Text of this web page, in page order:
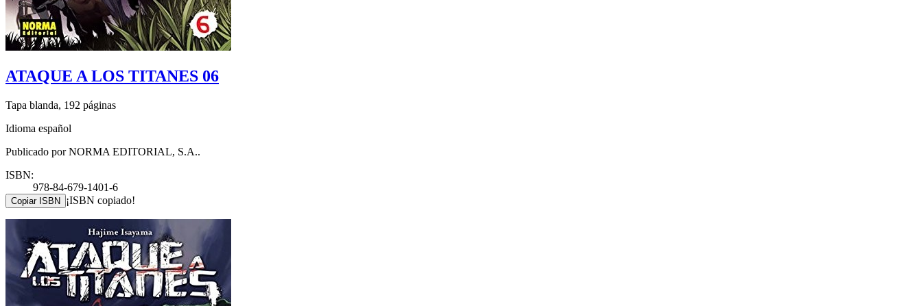
ATAQUE A LOS TITANES 06
Tapa blanda, 192 páginas
Idioma español
Publicado por NORMA EDITORIAL, S.A..
ISBN:
978-84-679-1401-6
Copiar ISBN ¡ISBN copiado!